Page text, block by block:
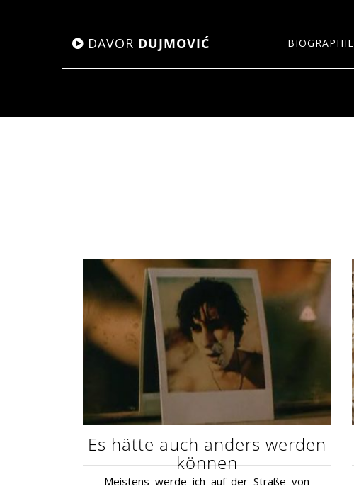
DAVOR DUJMOVIĆ BIOGRAPHIE
Es hätte auch anders werden
können
Meistens werde ich auf der Straße von